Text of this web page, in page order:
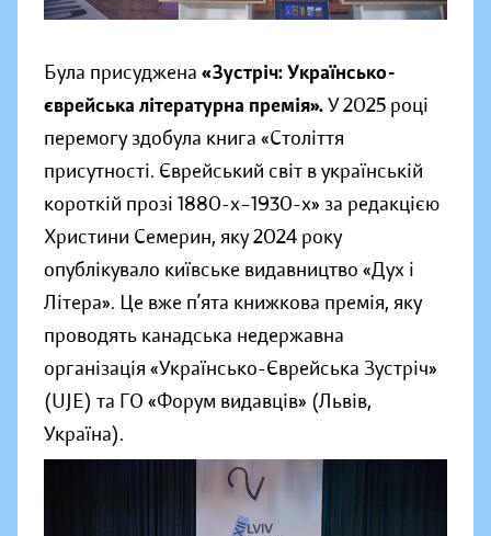
Була присуджена «Зустріч: Українсько-
єврейська літературна премія».У 2025 році
перемогу здобула книга «Століття
присутності. Єврейський світ в українській
короткій прозі 1880-х–1930-х» за редакцією
Христини Семерин, яку 2024 року
опублікувало київське видавництво «Дух і
Літера». Це вже п’ята книжкова премія, яку
проводять канадська недержавна
організація «Українсько-Єврейська Зустріч»
(UJE) та ГО «Форум видавців» (Львів,
Україна).